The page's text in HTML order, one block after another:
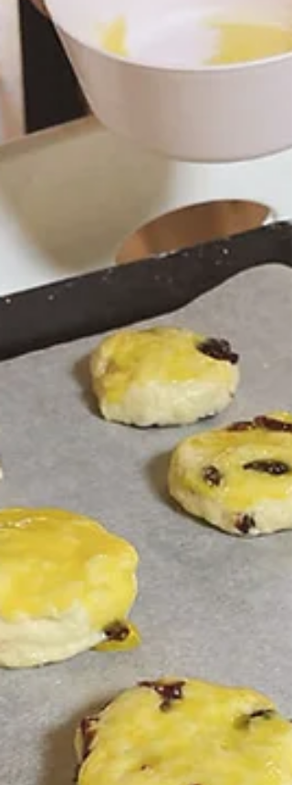
aprendizaje autónomo, el juicio independiente y
las capacidades de Learning Organization.